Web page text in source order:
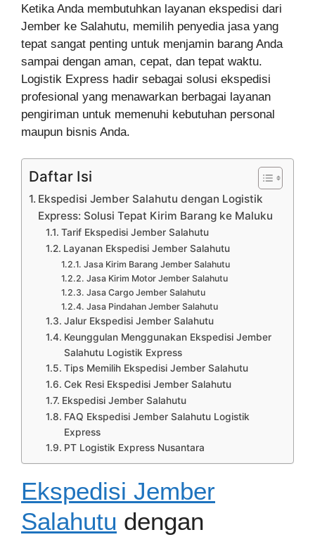
Ketika Anda membutuhkan layanan ekspedisi dari
Jember ke Salahutu, memilih penyedia jasa yang
tepat sangat penting untuk menjamin barang Anda
sampai dengan aman, cepat, dan tepat waktu.
Logistik Express hadir sebagai solusi ekspedisi
profesional yang menawarkan berbagai layanan
pengiriman untuk memenuhi kebutuhan personal
maupun bisnis Anda.
Daftar Isi
Ekspedisi Jember Salahutu dengan Logistik
Express: Solusi Tepat Kirim Barang ke Maluku
Tarif Ekspedisi Jember Salahutu
Layanan Ekspedisi Jember Salahutu
Jasa Kirim Barang Jember Salahutu
Jasa Kirim Motor Jember Salahutu
Jasa Cargo Jember Salahutu
Jasa Pindahan Jember Salahutu
Jalur Ekspedisi Jember Salahutu
Keunggulan Menggunakan Ekspedisi Jember
Salahutu Logistik Express
Tips Memilih Ekspedisi Jember Salahutu
Cek Resi Ekspedisi Jember Salahutu
Ekspedisi Jember Salahutu
FAQ Ekspedisi Jember Salahutu Logistik
Express
PT Logistik Express Nusantara
Ekspedisi Jember
Salahutu dengan